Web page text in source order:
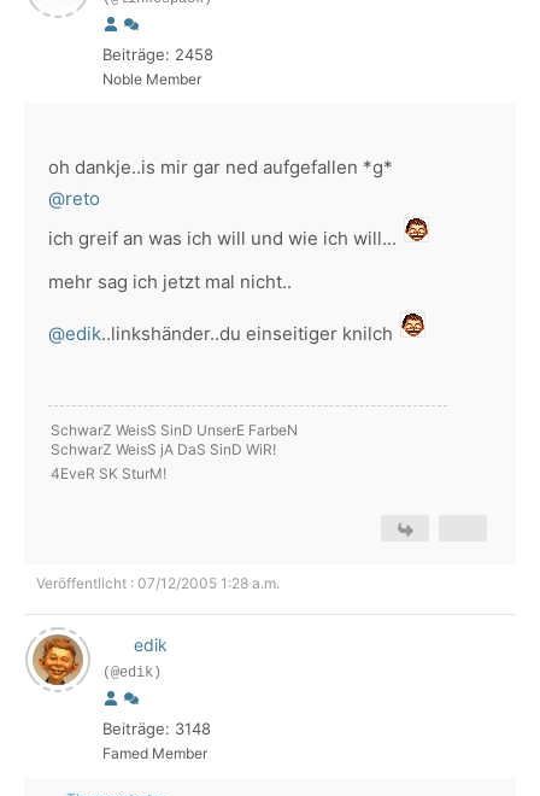
Beiträge: 2458
Noble Member
oh dankje..is mir gar ned aufgefallen *g*
@reto
ich greif an was ich will und wie ich will...
mehr sag ich jetzt mal nicht..
@edik..linkshänder..du einseitiger knilch
SchwarZ WeisS SinD UnserE FarbeN
SchwarZ WeisS jA DaS SinD WiR!
4EveR SK SturM!
Veröffentlicht : 07/12/2005 1:28 a.m.
edik
(@edik)
Beiträge: 3148
Famed Member